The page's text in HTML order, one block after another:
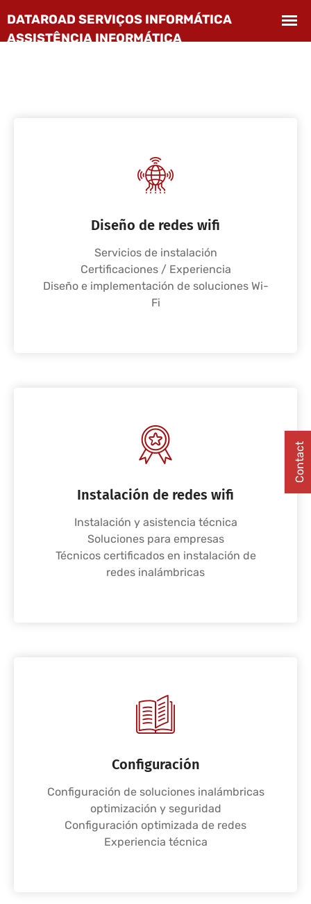
Diseño de redes wifi
Servicios de instalación
Certificaciones / Experiencia
Diseño e implementación de soluciones Wi-
Fi
Instalación de redes wifi
Instalación y asistencia técnica
Soluciones para empresas
Técnicos certificados en instalación de
redes inalámbricas
Configuración
Configuración de soluciones inalámbricas
optimización y seguridad
Configuración optimizada de redes
Experiencia técnica
Contact